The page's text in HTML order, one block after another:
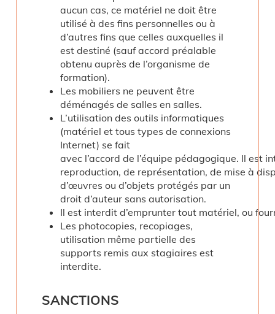
aucun cas, ce matériel ne doit être
utilisé à des fins personnelles ou à
d’autres fins que celles auxquelles il
est destiné (sauf accord préalable
obtenu auprès de l’organisme de
formation).
Les mobiliers ne peuvent être
déménagés de salles en salles.
L’utilisation des outils informatiques
(matériel et tous types de connexions
Internet) se fait
avec l’accord de l’équipe pédagogique. Il est
reproduction, de représentation, de mise à
d’œuvres ou d’objets protégés par un
droit d’auteur sans autorisation.
Il est interdit d’emprunter tout matériel, ou
Les photocopies, recopiages,
utilisation même partielle des
supports remis aux stagiaires est
interdite.
SANCTIONS